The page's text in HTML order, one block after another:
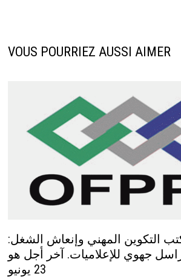
VOUS POURRIEZ AUSSI AIMER
التكوين المهني وإنعاش الشغل:
جهوي للإعلاميات. آخر أجل هو
23 يونيو